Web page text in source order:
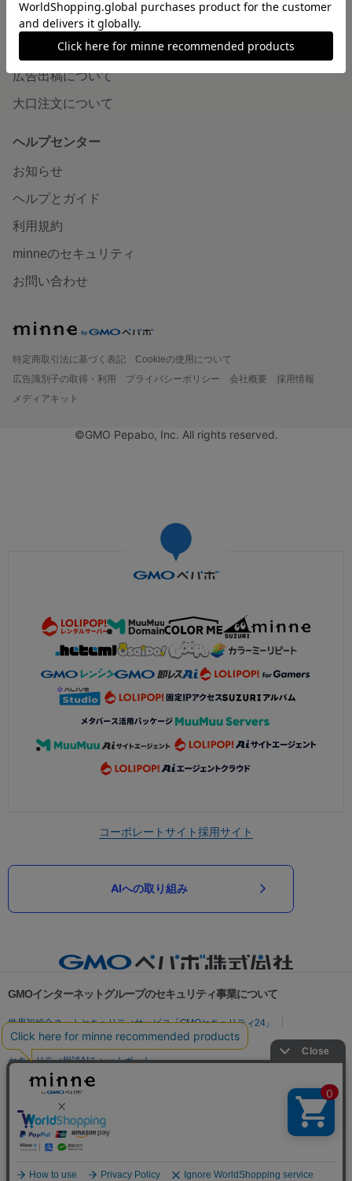
minneの本
企業の方へ
広告出稿について
大口注文について
ヘルプセンター
お知らせ
ヘルプとガイド
利用規約
minneのセキュリティ
お問い合わせ
特定商取引法に基づく表記
Cookieの使用について
広告識別子の取得・利用
プライバシーポリシー 会社概要
採用情報
メディアキット
©GMO Pepabo, Inc. All rights reserved.
コーポレートサイト採用サイト
AIへの取り組み
GMOインターネットグループのセキュリティ事業について
世界初総合ネットセキュリティサービス「GMOセキュリティ24」
パスワード漏洩診断
Webサイトリスク診断
セキュリティ相談AIチャットボット
実在証明・盗聴対策
サイバー攻撃対策（GMO Flatt Security）
セキュリティ事業の軌跡